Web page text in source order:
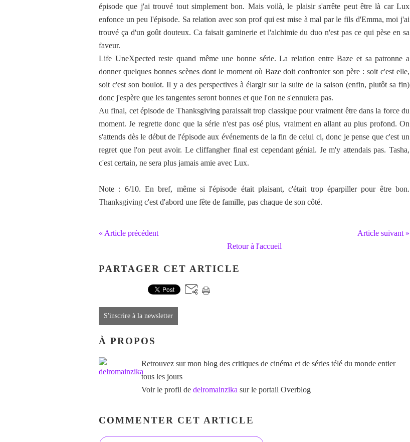
épisode que j'ai trouvé tout simplement bon. Mais voilà, le plaisir s'arrête peut être là car Lux
enfonce un peu l'épisode. Sa relation avec son prof qui est mise à mal par le fils d'Emma, moi j'ai
trouvé ça d'un goût douteux. Ca faisait gaminerie et l'alchimie du duo n'est pas ce qui pèse en sa
faveur.
Life UneXpected reste quand même une bonne série. La relation entre Baze et sa patronne a
donner quelques bonnes scènes dont le moment où Baze doit confronter son père : soit c'est elle,
soit c'est son boulot. Il y a des perspectives à élargir sur la suite de la saison (enfin, plutôt sa fin)
donc j'espère que les tangentes seront bonnes et que l'on ne s'ennuiera pas.
Au final, cet épisode de Thanksgiving paraissait trop classique pour vraiment être dans la force du
moment. Je regrette donc que la série n'est pas osé plus, vraiment en allant au plus profond. On
s'attends dès le début de l'épisode aux événements de la fin de celui ci, donc je pense que c'est un
regret que l'on peut avoir. Le cliffangher final est cependant génial. Je m'y attendais pas. Tasha,
c'est certain, ne sera plus jamais amie avec Lux.
Note : 6/10. En bref, même si l'épisode était plaisant, c'était trop éparpiller pour être bon.
Thanksgiving c'est d'abord une fête de famille, pas chaque de son côté.
« Article précédent
Article suivant »
Retour à l'accueil
PARTAGER CET ARTICLE
S'inscrire à la newsletter
À PROPOS
Retrouvez sur mon blog des critiques de cinéma et de séries télé du monde entier
tous les jours
Voir le profil de delromainzika sur le portail Overblog
COMMENTER CET ARTICLE